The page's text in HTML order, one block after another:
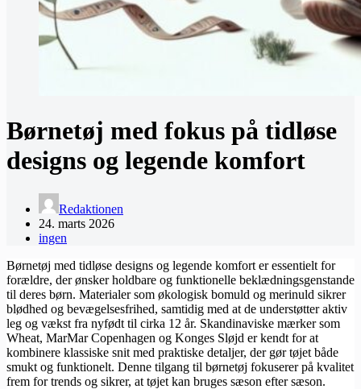
Børnetøj med fokus på tidløse
designs og legende komfort
Redaktionen
24. marts 2026
ingen
Børnetøj med tidløse designs og legende komfort er essentielt for
forældre, der ønsker holdbare og funktionelle beklædningsgenstande
til deres børn. Materialer som økologisk bomuld og merinuld sikrer
blødhed og bevægelsesfrihed, samtidig med at de understøtter aktiv
leg og vækst fra nyfødt til cirka 12 år. Skandinaviske mærker som
Wheat, MarMar Copenhagen og Konges Sløjd er kendt for at
kombinere klassiske snit med praktiske detaljer, der gør tøjet både
smukt og funktionelt. Denne tilgang til børnetøj fokuserer på kvalitet
frem for trends og sikrer, at tøjet kan bruges sæson efter sæson.